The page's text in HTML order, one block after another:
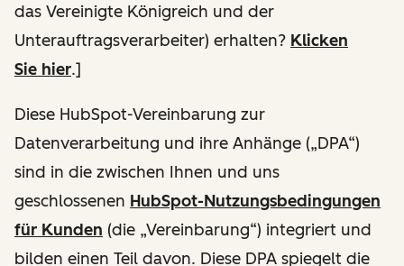
das Vereinigte Königreich und der
Unterauftragsverarbeiter) erhalten? Klicken
Sie hier.]
Diese HubSpot-Vereinbarung zur
Datenverarbeitung und ihre Anhänge („DPA“)
sind in die zwischen Ihnen und uns
geschlossenen HubSpot-Nutzungsbedingungen
für Kunden (die „Vereinbarung“) integriert und
bilden einen Teil davon. Diese DPA spiegelt die